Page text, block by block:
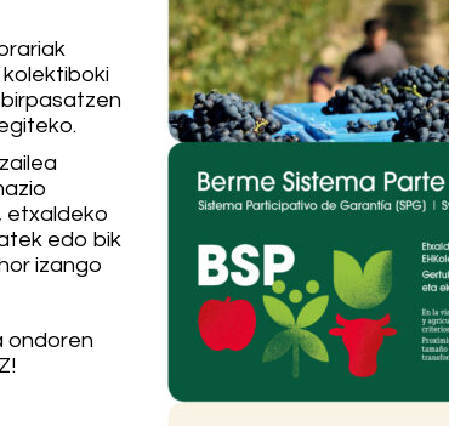
etxaldeko
edo bik
izango
ondoren